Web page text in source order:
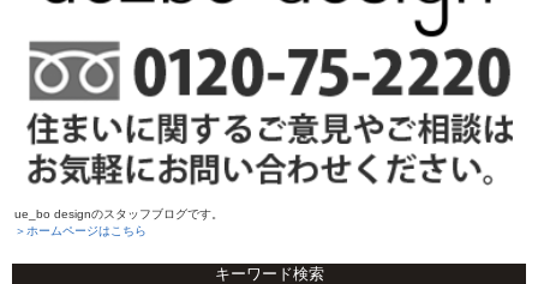
ue_bo designのスタッフブログです。
＞ホームページはこちら
キーワード検索